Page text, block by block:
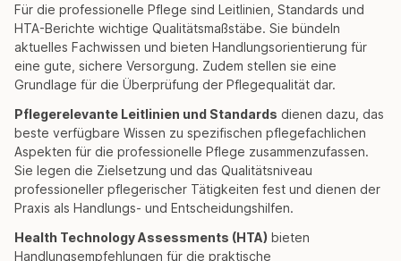
Für die professionelle Pflege sind Leitlinien, Standards und
HTA-Berichte wichtige Qualitätsmaßstäbe. Sie bündeln
aktuelles Fachwissen und bieten Handlungsorientierung für
eine gute, sichere Versorgung. Zudem stellen sie eine
Grundlage für die Überprüfung der Pflegequalität dar.
Pflegerelevante Leitlinien und Standards dienen dazu, das
beste verfügbare Wissen zu spezifischen pflegefachlichen
Aspekten für die professionelle Pflege zusammenzufassen.
Sie legen die Zielsetzung und das Qualitätsniveau
professioneller pflegerischer Tätigkeiten fest und dienen der
Praxis als Handlungs- und Entscheidungshilfen.
Health Technology Assessments (HTA) bieten
Handlungsempfehlungen für die praktische